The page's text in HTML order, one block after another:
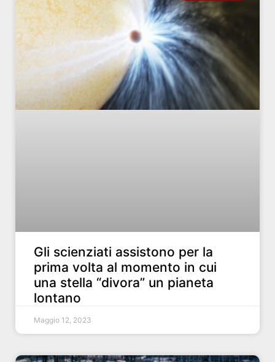
Gli scienziati assistono per la
prima volta al momento in cui
una stella “divora” un pianeta
lontano
Maggio 12, 2023